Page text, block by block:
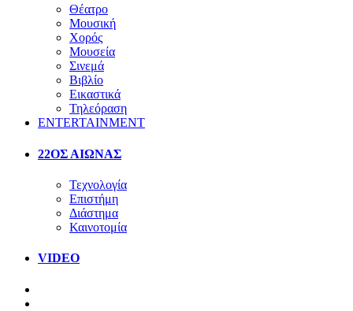
Θέατρο
Μουσική
Χορός
Μουσεία
Σινεμά
Βιβλίο
Εικαστικά
Τηλεόραση
ENTERTAINMENT
22ΟΣ ΑΙΩΝΑΣ
Τεχνολογία
Επιστήμη
Διάστημα
Καινοτομία
VIDEO